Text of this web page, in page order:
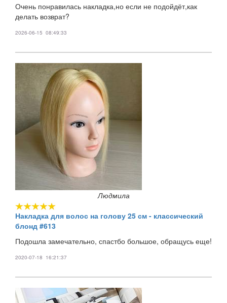
Очень понравилась накладка,но если не подойдёт,как
делать возврат?
2026-06-15 08:49:33
Людмила
Накладка для волос на голову 25 см - классический
блонд #613
Подошла замечательно, спастбо большое, обращусь еще!
2020-07-18 16:21:37